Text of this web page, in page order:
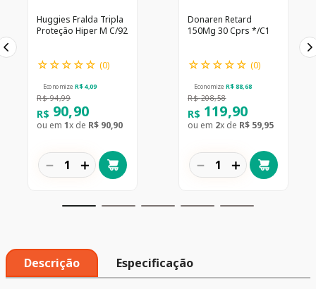
Huggies Fralda Tripla
Proteção Hiper M C/92
☆☆☆☆☆ (0)
Economize R$ 4,09
R$ 94,99
R$ 90,90
ou em 1x de R$ 90,90
＋
－
Donaren Retard
150Mg 30 Cprs */C1
☆☆☆☆☆ (0)
Economize R$ 88,68
R$ 208,58
R$ 119,90
ou em 2x de R$ 59,95
＋
－
Descrição Especificação